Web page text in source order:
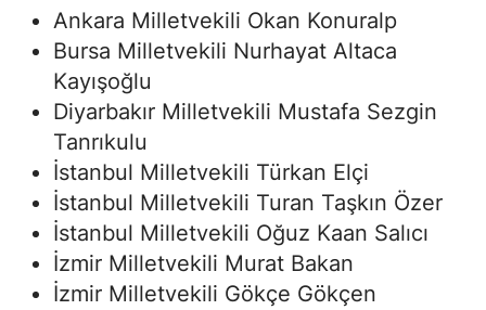
Ankara Milletvekili Okan Konuralp
Bursa Milletvekili Nurhayat Altaca
Kayışoğlu
Diyarbakır Milletvekili Mustafa Sezgin
Tanrıkulu
İstanbul Milletvekili Türkan Elçi
İstanbul Milletvekili Turan Taşkın Özer
İstanbul Milletvekili Oğuz Kaan Salıcı
İzmir Milletvekili Murat Bakan
İzmir Milletvekili Gökçe Gökçen